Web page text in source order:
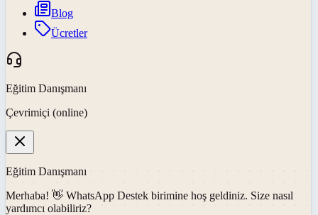
Blog
Ücretler
Eğitim Danışmanı
Çevrimiçi (online)
Eğitim Danışmanı
Merhaba! 👋 WhatsApp Destek birimine hoş geldiniz. Size nasıl
yardımcı olabiliriz?